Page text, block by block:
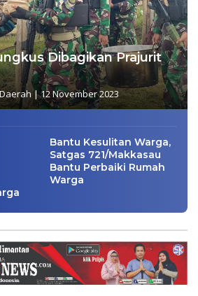
Dibagikan Prajurit
|12 November 2023
Bantu Kesulitan Warga,
Satgas 721/Makkasau
Bantu Perbaiki Rumah
Warga